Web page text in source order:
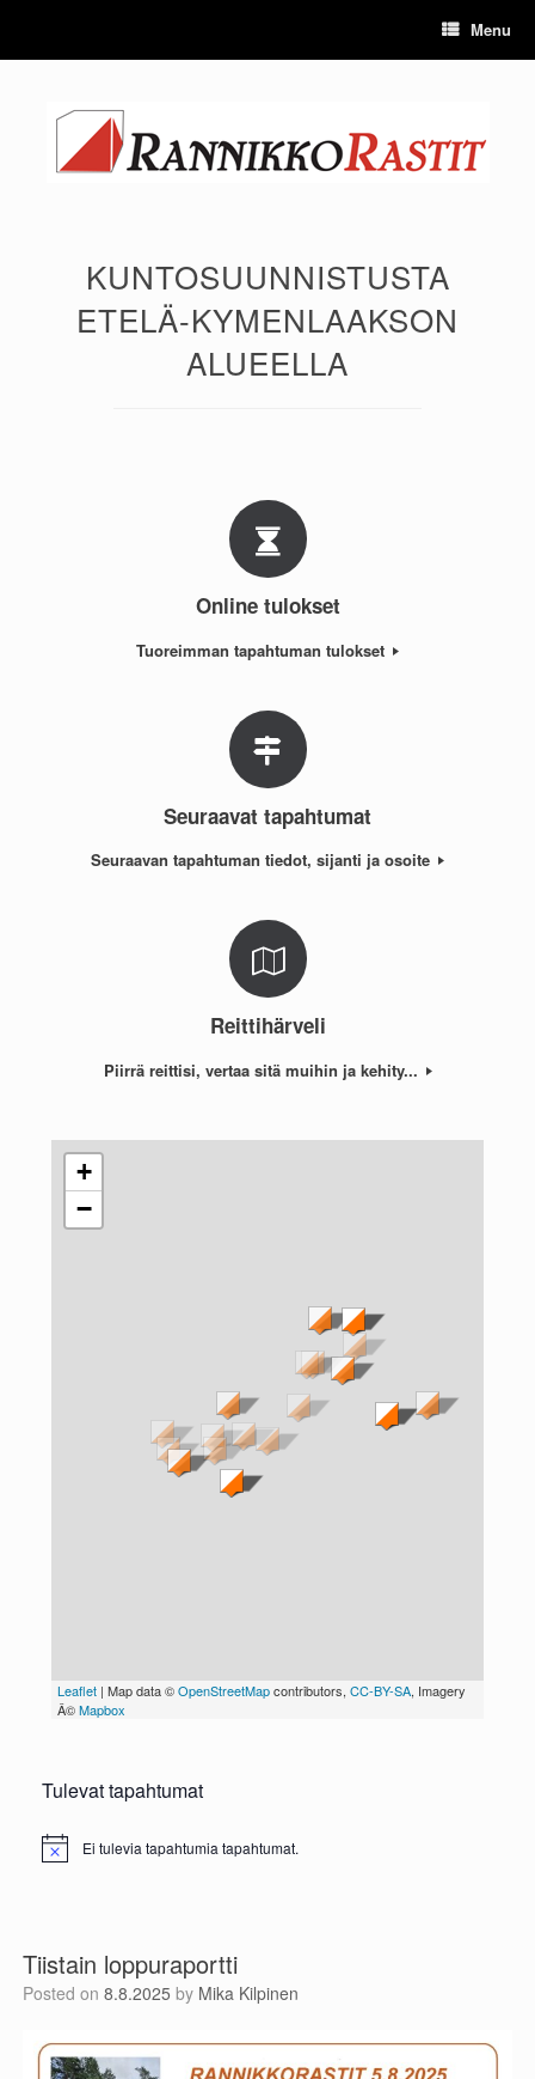
content
Menu
KUNTOSUUNNISTUSTA
ETELÄ-KYMENLAAKSON
ALUEELLA
Online tulokset
Tuoreimman tapahtuman tulokset
Seuraavat tapahtumat
Seuraavan tapahtuman tiedot, sijanti ja osoite
Reittihärveli
Piirrä reittisi, vertaa sitä muihin ja kehity...
Tulevat tapahtumat
N
Ei tulevia tapahtumia tapahtumat.
Tiistain loppuraportti
Posted on 8.8.2025 by Mika Kilpinen